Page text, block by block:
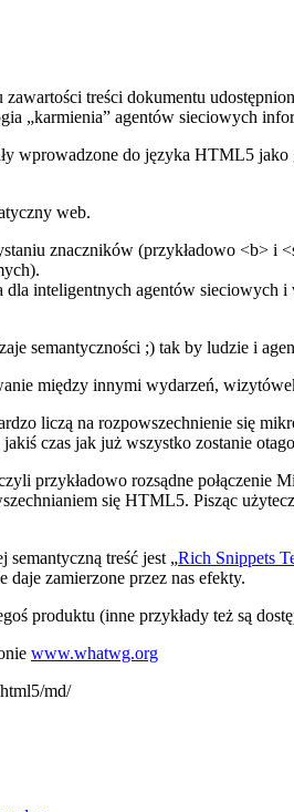
zawartości treści dokumentu
„karmienia” agentów sieciowych
wprowadzone do języka HTML5
web.
znaczników (przykładowo <b> i
dla inteligentnych agentów sieciowych
semantyczności ;) tak by ludzie i
między innymi wydarzeń,
liczą na rozpowszechnienie się
czas jak już wszystko zostanie
przykładowo rozsądne
się HTML5. Pisząc
semantyczną treść jest „Rich Snippets
zamierzone przez nas efekty.
produktu (inne przykłady też są
www.whatwg.org
md/